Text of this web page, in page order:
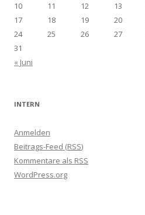
« Juni
10
11 12 13
17
18 19 20
24
25 26 27
31
INTERN
Anmelden
Beitrags-Feed (RSS)
Kommentare als RSS
WordPress.org